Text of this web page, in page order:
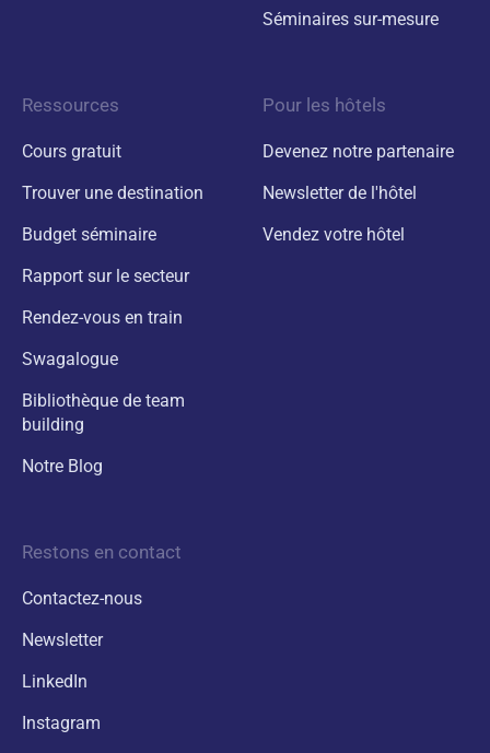
Séminaires sur-mesure
Ressources
Cours gratuit
Trouver une destination
Budget séminaire
Rapport sur le secteur
Rendez-vous en train
Swagalogue
Bibliothèque de team
building
Notre Blog
Pour les hôtels
Devenez notre partenaire
Newsletter de l'hôtel
Vendez votre hôtel
Restons en contact
Contactez-nous
Newsletter
LinkedIn
Instagram